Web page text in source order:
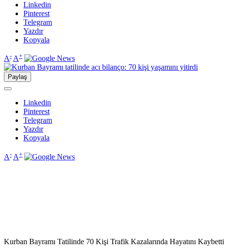
Linkedin
Pinterest
Telegram
Yazdır
Kopyala
A- A+
Paylaş
Linkedin
Pinterest
Telegram
Yazdır
Kopyala
A- A+
Kurban Bayramı Tatilinde 70 Kişi Trafik Kazalarında Hayatını Kaybetti